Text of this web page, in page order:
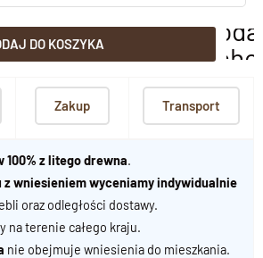
DO KOSZYKA
Zakup Transport
100% z litego drewna.
z wniesieniem wyceniamy indywidualnie
oraz odległości dostawy.
na terenie całego kraju.
nie obejmuje wniesienia do mieszkania.